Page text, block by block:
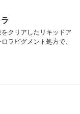
クリアしたリキッドア
ラピグメント処方で、